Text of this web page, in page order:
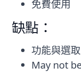
免費使用
缺點：
功能與選
May not